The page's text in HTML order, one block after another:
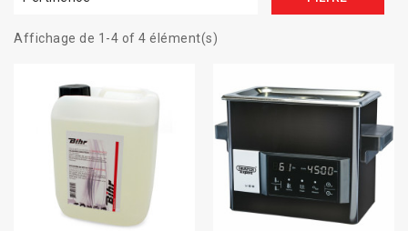
Affichage de 1-4 of 4 élément(s)